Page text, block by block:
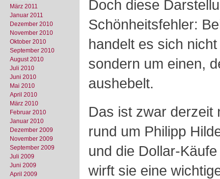
März 2011
Januar 2011
Dezember 2010
November 2010
Oktober 2010
September 2010
August 2010
Juli 2010
Juni 2010
Mai 2010
April 2010
März 2010
Februar 2010
Januar 2010
Dezember 2009
November 2009
September 2009
Juli 2009
Juni 2009
April 2009
Doch diese
Schönheitsfehler:
handelt es sich
sondern um einen,
aushebelt.
Das ist zwar derzeit
rund um Philipp
und die Dollar-
wirft sie eine